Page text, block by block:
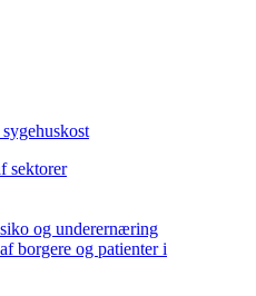
sektorer
og underernæring
borgere og patienter i